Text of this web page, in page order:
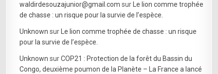
waldirdesouzajunior@gmail.com sur
Le lion comme trophée
de chasse : un risque pour la survie de l’espèce.
Unknown sur
Le lion comme trophée de chasse : un risque
pour la survie de l’espèce.
Unknown surCOP21 : Protection de la forêt du Bassin du
Congo, deuxième poumon de la Planète – La France a lancé